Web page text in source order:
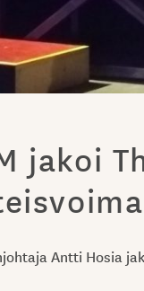
jakoi
Antti Hosia